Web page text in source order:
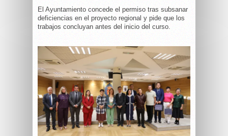
El Ayuntamiento concede el permiso tras subsanar
deficiencias en el proyecto regional y pide que los
trabajos concluyan antes del inicio del curso.